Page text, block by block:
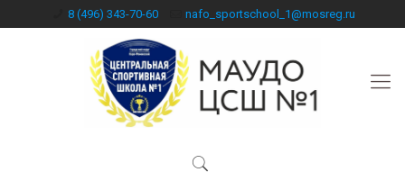
8 (496) 343-70-60 nafo_sportschool_1@mosreg.ru